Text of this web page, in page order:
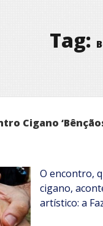
Tag:
Cigano
O encontro,
cigano,
artístico: a